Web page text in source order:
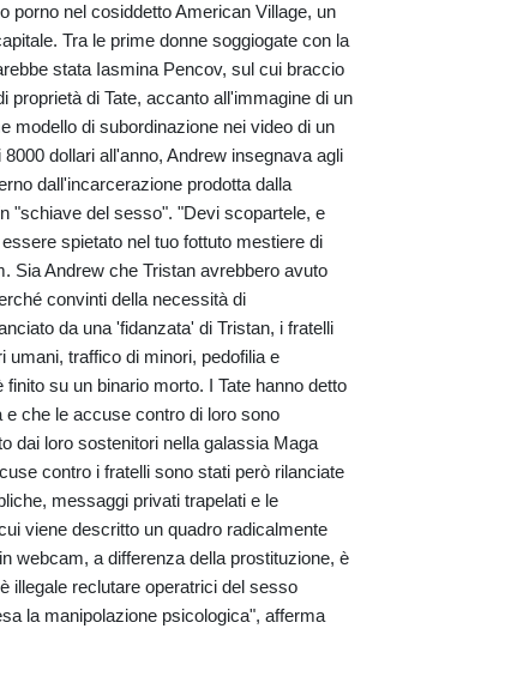
porno nel cosiddetto American Village, un
Tra le prime donne soggiogate con la
stata Iasmina Pencov, sul cui braccio
proprietà di Tate, accanto all'immagine di un
modello di subordinazione nei video di un
dollari all'anno, Andrew insegnava agli
dall'incarcerazione prodotta dalla
"schiave del sesso". "Devi scopartele, e
spietato nel tuo fottuto mestiere di
Sia Andrew che Tristan avrebbero avuto
convinti della necessità di
da una 'fidanzata' di Tristan, i fratelli
umani, traffico di minori, pedofilia e
su un binario morto. I Tate hanno detto
che le accuse contro di loro sono
dai loro sostenitori nella galassia Maga
contro i fratelli sono stati però rilanciate
messaggi privati trapelati e le
viene descritto un quadro radicalmente
webcam, a differenza della prostituzione, è
illegale reclutare operatrici del sesso
la manipolazione psicologica", afferma